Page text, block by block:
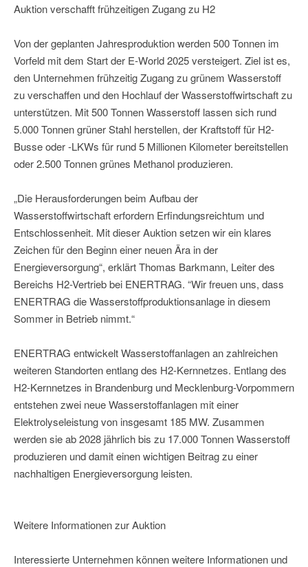
Auktion verschafft frühzeitigen Zugang zu H2
Von der geplanten Jahresproduktion werden 500 Tonnen im
Vorfeld mit dem Start der E-World 2025 versteigert. Ziel ist es,
den Unternehmen frühzeitig Zugang zu grünem Wasserstoff
zu verschaffen und den Hochlauf der Wasserstoffwirtschaft zu
unterstützen. Mit 500 Tonnen Wasserstoff lassen sich rund
5.000 Tonnen grüner Stahl herstellen, der Kraftstoff für H2-
Busse oder -LKWs für rund 5 Millionen Kilometer bereitstellen
oder 2.500 Tonnen grünes Methanol produzieren.
„Die Herausforderungen beim Aufbau der
Wasserstoffwirtschaft erfordern Erfindungsreichtum und
Entschlossenheit. Mit dieser Auktion setzen wir ein klares
Zeichen für den Beginn einer neuen Ära in der
Energieversorgung“, erklärt Thomas Barkmann, Leiter des
Bereichs H2-Vertrieb bei ENERTRAG. “Wir freuen uns, dass
ENERTRAG die Wasserstoffproduktionsanlage in diesem
Sommer in Betrieb nimmt.“
ENERTRAG entwickelt Wasserstoffanlagen an zahlreichen
weiteren Standorten entlang des H2-Kernnetzes. Entlang des
H2-Kernnetzes in Brandenburg und Mecklenburg-Vorpommern
entstehen zwei neue Wasserstoffanlagen mit einer
Elektrolyseleistung von insgesamt 185 MW. Zusammen
werden sie ab 2028 jährlich bis zu 17.000 Tonnen Wasserstoff
produzieren und damit einen wichtigen Beitrag zu einer
nachhaltigen Energieversorgung leisten.
Weitere Informationen zur Auktion
Interessierte Unternehmen können weitere Informationen und